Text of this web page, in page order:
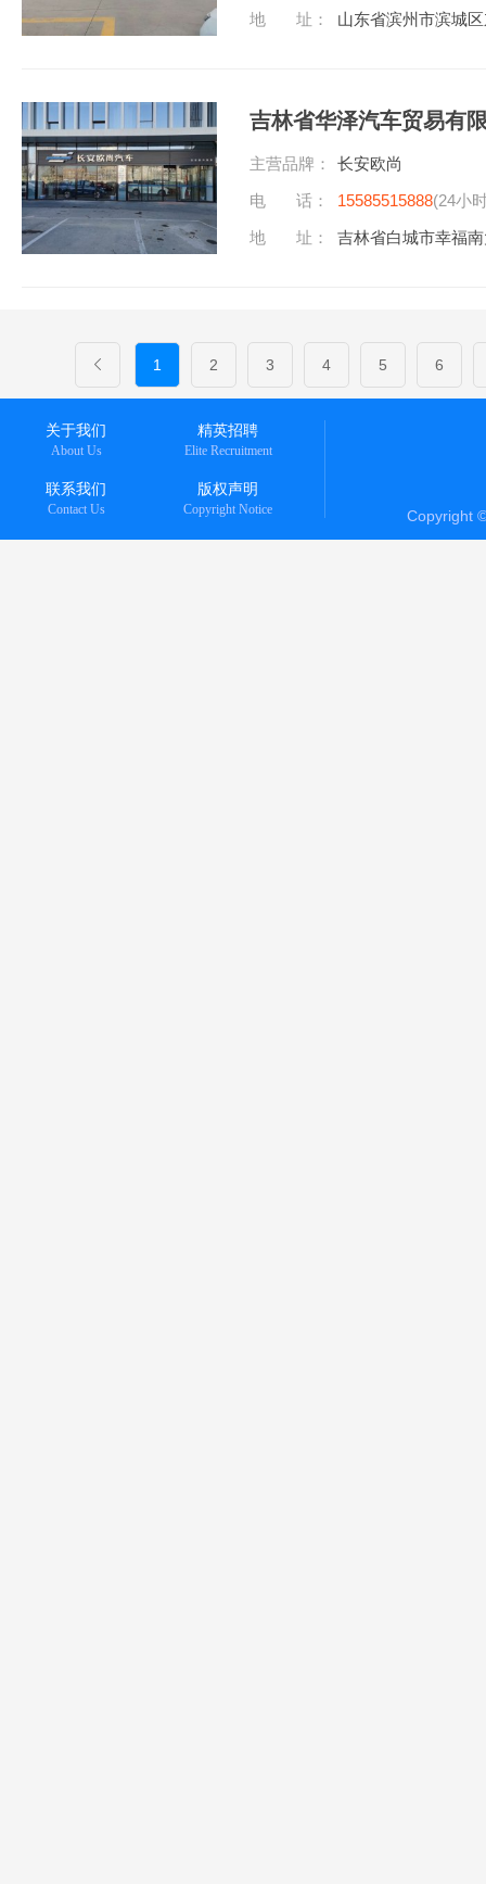
地 址： 山东省滨州市滨城
吉林省华泽汽车贸易有
主营品牌：
长安欧尚
电 话：
15585515888(24小
地 址：
吉林省白城市幸福
1 2 3 4 5 6
关于我们
About Us
精英招聘
Elite Recruitment
联系我们
Contact Us
版权声明
Copyright Notice Copyright